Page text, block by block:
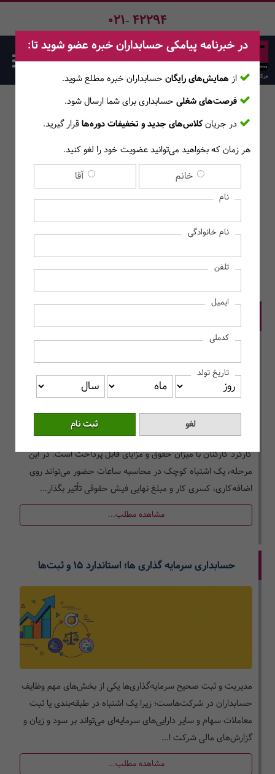
021- 42294
برچسب / لینک‌های مفید
در پایان هر ماه، یکی از حساس‌ترین مراحل برای واحد مالی، تطبیق
کارکرد کارکنان با میزان حقوق و مزایای قابل پرداخت است. در این
مرحله، یک اشتباه کوچک در محاسبه ساعات حضور می‌تواند روی
اضافه‌کاری، کسری کار و مبلغ نهایی فیش حقوقی تأثیر بگذار...
مشاهده مطلب...
حسابداری سرمایه گذاری ها؛ استاندارد ۱۵ و ثبت‌ها
مدیریت و ثبت صحیح سرمایه‌گذاری‌ها یکی از بخش‌های مهم وظایف
حسابداران در شرکت‌هاست؛ زیرا یک اشتباه در طبقه‌بندی یا ثبت
معاملات سهام و سایر دارایی‌های سرمایه‌ای می‌تواند بر سود و زیان و
گزارش‌های مالی شرکت ا...
مشاهده مطلب...
در خبرنامه پیامکی حسابداران خبره عضو شوید تا:
از همایش‌های رایگان حسابداران خبره مطلع ‎شوید.
فرصت‌های شغلی حسابداری برای شما ارسال شود.
در جریانکلاس‌های جدید و تخفیفات دوره‌هاقرار گیرید.
هر زمان که بخواهید می‌توانید عضویت خود را لغو کنید.
خانم آقا
نام
نام خانوادگی
تلفن
ایمیل
کدملی
تاریخ تولد